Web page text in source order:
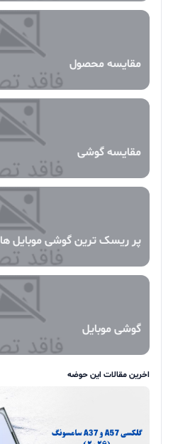
مقایسه محصول
مقایسه گوشی
پر ریسک ترین گوشی موبایل ها
گوشی موبایل
اخرین مقالات این حوضه